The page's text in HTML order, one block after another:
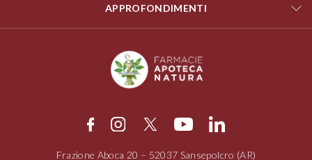
APPROFONDIMENTI
Frazione Aboca 20 – 52037 Sansepolcro (AR)